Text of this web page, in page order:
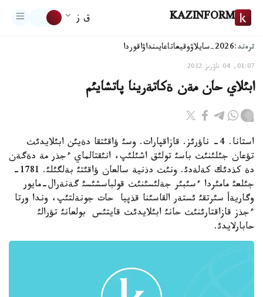
KAZINFORM ق ز
ترەند:2026-سايلاۋ وقيعاتاعايىنداۋاقوردا
01:07, 04 ناۋرىز 2012
ابئلاي حان مةن ةكاتةرينا پاتشايئم
استانا. 4- ناؤرئز. قازاقپارات. وسئ ؤاقئتقا دةيئن ابئلايدئث
تؤعان جئلئنئث باسئ تولئق اشئلئپ، انئقتالماي ءجذر مة دةگةن
دة كذدئك كةلةدئ. ونئث دذنية سالعان ؤاقئتئ بةلگئلئ. 1781-
جئلعئ مامئردا ءسئبئر جةلئسئنئث قولباسشئسئ گةنةرال-مايور
وگاريةأ سئرتقئ ئستةر القاسئنا قذپيا حات جونةلتئپ، وندا ورتا
ءجذز قازاقتارئنئث حانئ ابئلايدئث قايتئس بولعانئ تؤرالئ
حابارلايدئ.